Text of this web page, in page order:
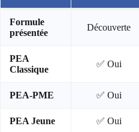
Formule
présentée
Découverte
PEA
Classique
✅ Oui
PEA-PME ✅ Oui
PEA Jeune ✅ Oui